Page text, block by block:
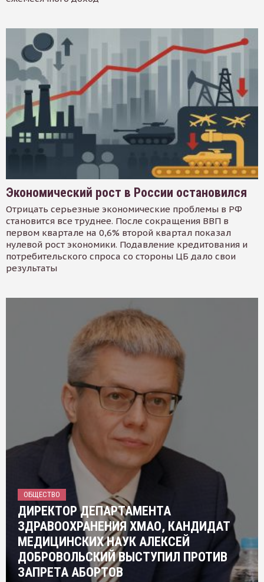
Экономический рост в России остановился
Отрицать серьезные экономические проблемы в РФ
становится все труднее. После сокращения ВВП в
первом квартале на 0,6% второй квартал показал
нулевой рост экономики. Подавление кредитования и
потребительского спроса со стороны ЦБ дало свои
результаты
ОБЩЕСТВО
ДИРЕКТОР ДЕПАРТАМЕНТА
ЗДРАВООХРАНЕНИЯ ХМАО, КАНДИДАТ
МЕДИЦИНСКИХ НАУК АЛЕКСЕЙ
ДОБРОВОЛЬСКИЙ ВЫСТУПИЛ ПРОТИВ
ЗАПРЕТА АБОРТОВ